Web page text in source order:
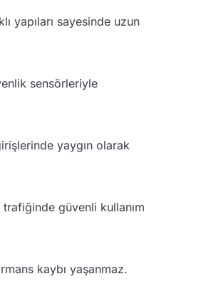
yapıları sayesinde uzun
sensörleriyle
yaygın olarak
güvenli kullanım
kaybı yaşanmaz.